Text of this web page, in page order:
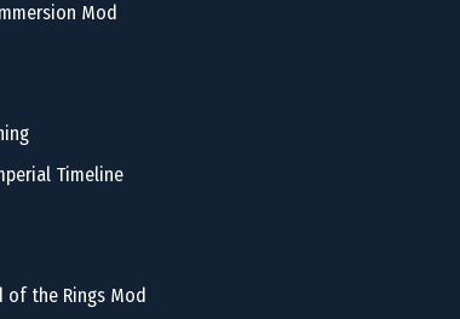
Mod
Timeline
of the Rings Mod